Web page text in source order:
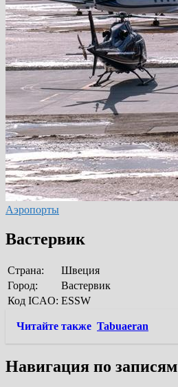
Аэропорты
Вастервик
Страна:
Швеция
Город:
Вастервик
Код ICAO: ESSW
Читайте также Tabuaeran
Навигация по записям